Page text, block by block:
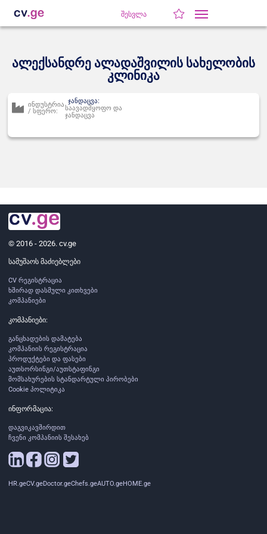
შესვლა
ალექსანდრე ალადაშვილის სახელობის
კლინიკა
ინდუსტრია
/ სფერო:
ჯანდაცვა:
საავადმყოფო და
ჯანდაცვა
© 2016 - 2026. cv.ge
სამუშაოს მაძიებლები
CV რეგისტრაცია
ხშირად დასმული კითხვები
კომპანიები
კომპანიები:
განცხადების დამატება
კომპანიის რეგისტრაცია
პროდუქტები და ფასები
აუთსორსინგი/აუთსტაფინგი
მომსახურების სტანდარტული პირობები
Cookie პოლიტიკა
ინფორმაცია:
დაგვიკავშირდით
ჩვენი კომპანიის შესახებ
HR.geCV.geDoctor.geChefs.geAUTO.geHOME.ge